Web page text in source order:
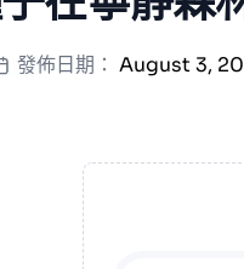
發佈日期： August 3,